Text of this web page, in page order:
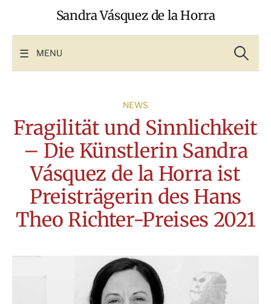
Sandra Vásquez de la Horra
MENU for:
NEWS
Fragilität und Sinnlichkeit
– Die Künstlerin Sandra
Vásquez de la Horra ist
Preisträgerin des Hans
Theo Richter-Preises 2021